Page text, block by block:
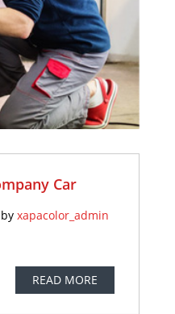
Car
xapacolor_admin
READ MORE